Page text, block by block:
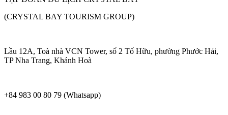
(CRYSTAL BAY TOURISM GROUP)
Lầu 12A, Toà nhà VCN Tower, số 2 Tố Hữu, phường Phước Hải,
TP Nha Trang, Khánh Hoà
+84 983 00 80 79 (Whatsapp)